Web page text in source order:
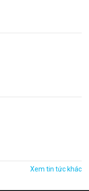
Xem tin tức khác